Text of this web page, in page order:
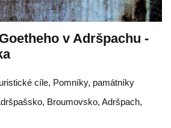
v Adršpachu -
cíle, Pomníky, památníky
, Broumovsko, Adršpach,